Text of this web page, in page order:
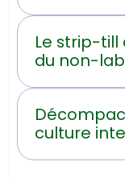
Le strip-
du non-
culture